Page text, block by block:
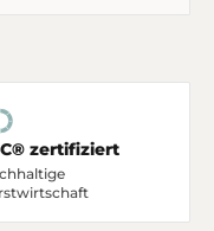
zertifiziert